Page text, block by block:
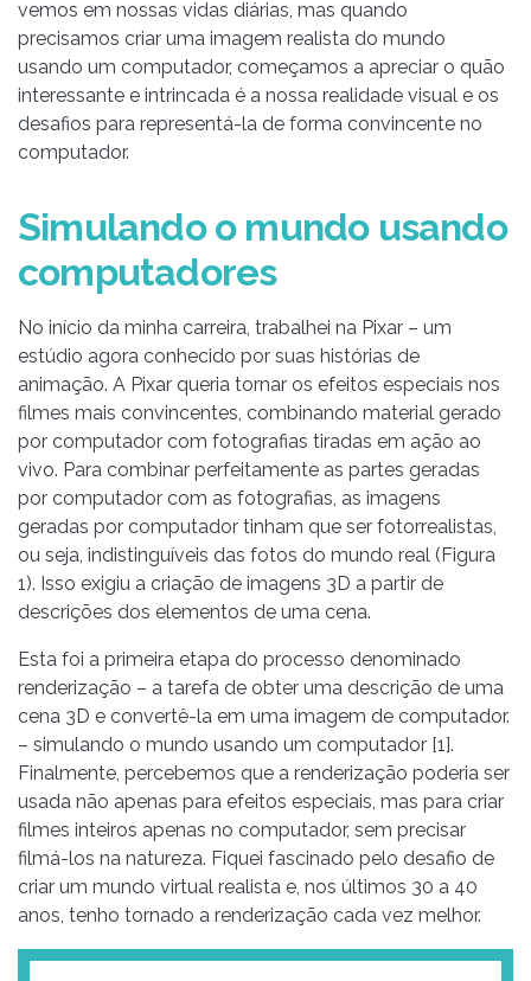
vemos em nossas vidas diárias, mas quando
precisamos criar uma imagem realista do mundo
usando um computador, começamos a apreciar o quão
interessante e intrincada é a nossa realidade visual e os
desafios para representá-la de forma convincente no
computador.
Simulando o mundo usando
computadores
No início da minha carreira, trabalhei na Pixar – um
estúdio agora conhecido por suas histórias de
animação. A Pixar queria tornar os efeitos especiais nos
filmes mais convincentes, combinando material gerado
por computador com fotografias tiradas em ação ao
vivo. Para combinar perfeitamente as partes geradas
por computador com as fotografias, as imagens
geradas por computador tinham que ser fotorrealistas,
ou seja, indistinguíveis das fotos do mundo real (Figura
1). Isso exigiu a criação de imagens 3D a partir de
descrições dos elementos de uma cena.
Esta foi a primeira etapa do processo denominado
renderização – a tarefa de obter uma descrição de uma
cena 3D e convertê-la em uma imagem de computador.
– simulando o mundo usando um computador [1].
Finalmente, percebemos que a renderização poderia ser
usada não apenas para efeitos especiais, mas para criar
filmes inteiros apenas no computador, sem precisar
filmá-los na natureza. Fiquei fascinado pelo desafio de
criar um mundo virtual realista e, nos últimos 30 a 40
anos, tenho tornado a renderização cada vez melhor.